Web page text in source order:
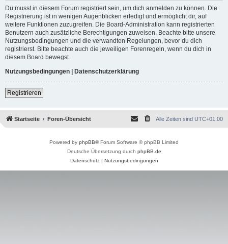
Du musst in diesem Forum registriert sein, um dich anmelden zu können. Die
Registrierung ist in wenigen Augenblicken erledigt und ermöglicht dir, auf
weitere Funktionen zuzugreifen. Die Board-Administration kann registrierten
Benutzern auch zusätzliche Berechtigungen zuweisen. Beachte bitte unsere
Nutzungsbedingungen und die verwandten Regelungen, bevor du dich
registrierst. Bitte beachte auch die jeweiligen Forenregeln, wenn du dich in
diesem Board bewegst.
Nutzungsbedingungen | Datenschutzerklärung
Registrieren
Startseite Foren-Übersicht Alle Zeiten sind UTC+01:00
Powered by phpBB® Forum Software © phpBB Limited
Deutsche Übersetzung durch phpBB.de
Datenschutz| Nutzungsbedingungen